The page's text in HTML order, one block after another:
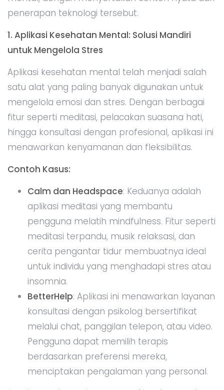
penerapan teknologi tersebut.
1. Aplikasi Kesehatan Mental: Solusi Mandiri
untuk Mengelola Stres
Aplikasi kesehatan mental telah menjadi salah
satu alat yang paling banyak digunakan untuk
mengelola emosi dan stres. Dengan berbagai
fitur seperti meditasi, pelacakan suasana hati,
hingga konsultasi dengan profesional, aplikasi ini
menawarkan kenyamanan dan fleksibilitas.
Contoh Kasus:
Calm dan Headspace: Keduanya adalah
aplikasi meditasi yang membantu
pengguna melatih mindfulness. Fitur seperti
meditasi terpandu, musik relaksasi, dan
cerita pengantar tidur membuatnya ideal
untuk individu yang menghadapi stres atau
insomnia.
BetterHelp: Aplikasi ini menawarkan layanan
konsultasi dengan psikolog bersertifikat
melalui chat, panggilan telepon, atau video.
Pengguna dapat memilih terapis
berdasarkan preferensi mereka,
menciptakan pengalaman yang personal.